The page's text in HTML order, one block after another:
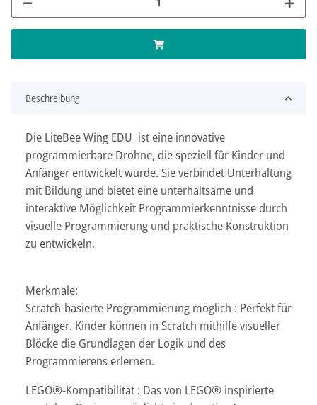
Beschreibung
Die LiteBee Wing EDU ist eine innovative
programmierbare Drohne, die speziell für Kinder und
Anfänger entwickelt wurde. Sie verbindet Unterhaltung
mit Bildung und bietet eine unterhaltsame und
interaktive Möglichkeit Programmierkenntnisse durch
visuelle Programmierung und praktische Konstruktion
zu entwickeln.
Merkmale:
Scratch-basierte Programmierung möglich : Perfekt für
Anfänger. Kinder können in Scratch mithilfe visueller
Blöcke die Grundlagen der Logik und des
Programmierens erlernen.
LEGO®-Kompatibilität : Das von LEGO® inspirierte